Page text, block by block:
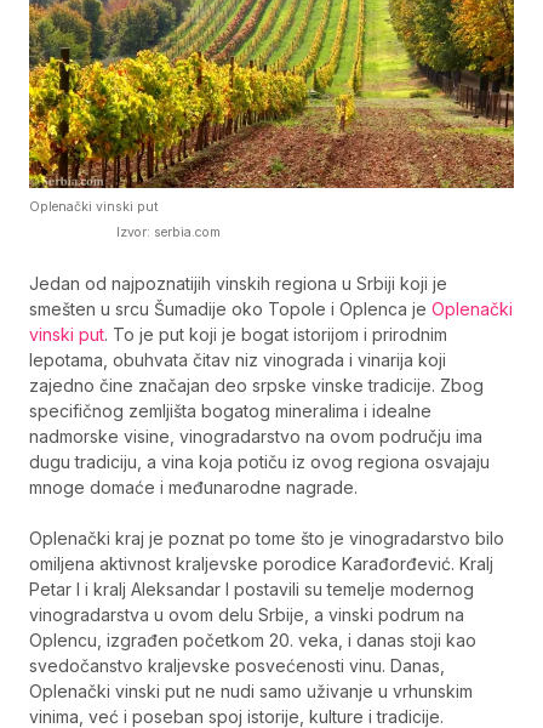
Oplenački vinski put
Izvor: serbia.com
Jedan od najpoznatijih vinskih regiona u Srbiji koji je
smešten u srcu Šumadije oko Topole i Oplenca je Oplenački
vinski put. To je put koji je bogat istorijom i prirodnim
lepotama, obuhvata čitav niz vinograda i vinarija koji
zajedno čine značajan deo srpske vinske tradicije. Zbog
specifičnog zemljišta bogatog mineralima i idealne
nadmorske visine, vinogradarstvo na ovom području ima
dugu tradiciju, a vina koja potiču iz ovog regiona osvajaju
mnoge domaće i međunarodne nagrade.
Oplenački kraj je poznat po tome što je vinogradarstvo bilo
omiljena aktivnost kraljevske porodice Karađorđević. Kralj
Petar I i kralj Aleksandar I postavili su temelje modernog
vinogradarstva u ovom delu Srbije, a vinski podrum na
Oplencu, izgrađen početkom 20. veka, i danas stoji kao
svedočanstvo kraljevske posvećenosti vinu. Danas,
Oplenački vinski put ne nudi samo uživanje u vrhunskim
vinima, već i poseban spoj istorije, kulture i tradicije.